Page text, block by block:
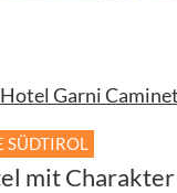
Hotel Garni
SÜDTIROL
mit